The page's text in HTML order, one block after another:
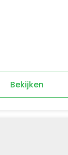
Bekijken